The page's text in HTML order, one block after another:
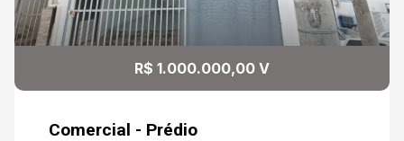
R$ 1.000.000,00 V
Comercial - Prédio